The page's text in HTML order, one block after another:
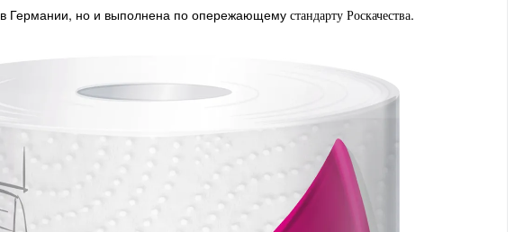
в Германии, но и выполнена по опережающему стандарту Роскачества.